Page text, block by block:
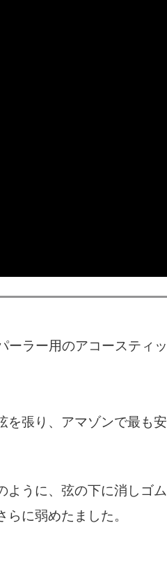
ーラー用のアコースティッ
を張り、アマゾンで最も安
ように、弦の下に消しゴム
に弱めたました。